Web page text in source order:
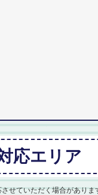
応エリア
せていただく場合がありま